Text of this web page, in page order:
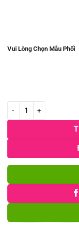
Vui Lòng Chọn Mẫu Phối
+19 Bình hoa decor